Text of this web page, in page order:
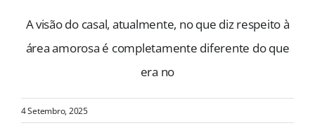
A visão do casal, atualmente, no que diz respeito à
área amorosa é completamente diferente do que
era no
4 Setembro, 2025